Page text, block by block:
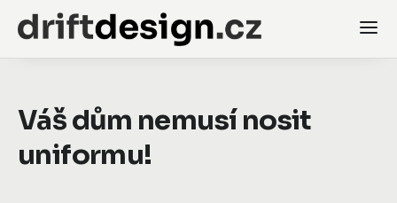
Váš dům nemusí nosit
uniformu!